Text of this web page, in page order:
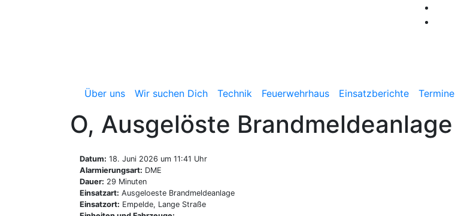
Über uns Wir suchen Dich Technik Feuerwehrhaus Einsatzberichte Termine
O, Ausgelöste Brandmeldeanlage
Datum: 18. Juni 2026 um 11:41 Uhr
Alarmierungsart: DME
Dauer: 29 Minuten
Einsatzart: Ausgeloeste Brandmeldeanlage
Einsatzort: Empelde, Lange Straße